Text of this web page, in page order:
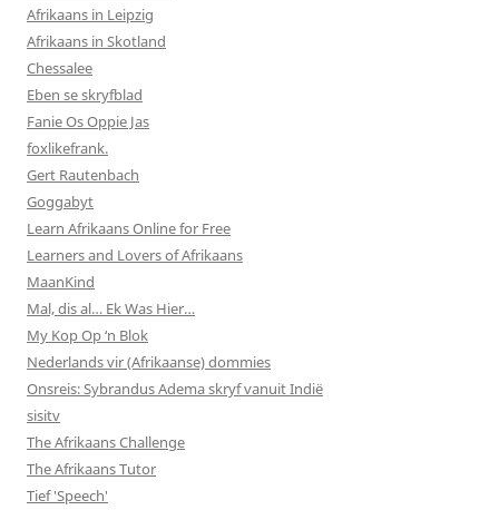
Afrikaans in Leipzig
Afrikaans in Skotland
Chessalee
Eben se skryfblad
Fanie Os Oppie Jas
foxlikefrank.
Gert Rautenbach
Goggabyt
Learn Afrikaans Online for Free
Learners and Lovers of Afrikaans
MaanKind
Mal, dis al… Ek Was Hier…
My Kop Op ‘n Blok
Nederlands vir (Afrikaanse) dommies
Onsreis: Sybrandus Adema skryf vanuit Indië
sisitv
The Afrikaans Challenge
The Afrikaans Tutor
Tief 'Speech'